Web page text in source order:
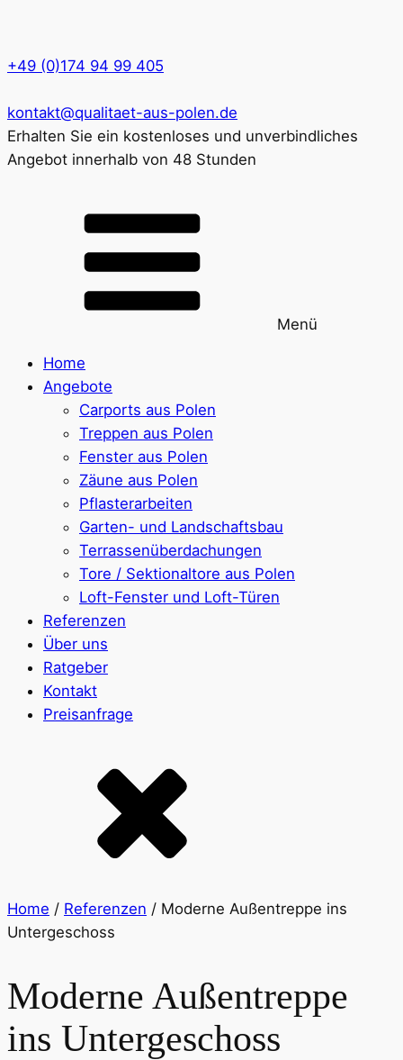
+49 (0)174 94 99 405
kontakt@qualitaet-aus-polen.de
Erhalten Sie ein kostenloses und unverbindliches
Angebot innerhalb von 48 Stunden
Menü
Home
Angebote
Carports aus Polen
Treppen aus Polen
Fenster aus Polen
Zäune aus Polen
Pflasterarbeiten
Garten- und Landschaftsbau
Terrassenüberdachungen
Tore / Sektionaltore aus Polen
Loft-Fenster und Loft-Türen
Referenzen
Über uns
Ratgeber
Kontakt
Preisanfrage
Home / Referenzen / Moderne Außentreppe ins
Untergeschoss
Moderne Außentreppe
ins Untergeschoss